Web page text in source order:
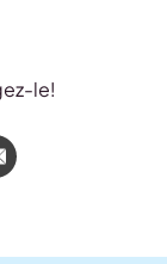
le!